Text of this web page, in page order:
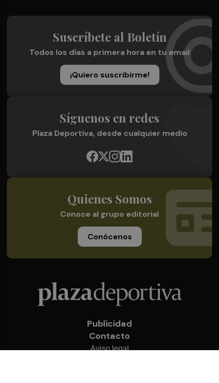
Suscríbete al Boletín
Todos los días a primera hora en tu email
¡Quiero suscribirme!
Síguenos en redes
Plaza Deportiva, desde cualquier medio
Quienes Somos
Conoce al grupo editorial
Conócenos
Publicidad
Contacto
Aviso legal